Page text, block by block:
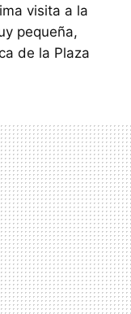
visita a la
pequeña,
de la Plaza